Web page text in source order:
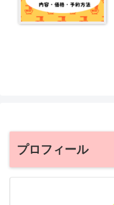
プロフィール